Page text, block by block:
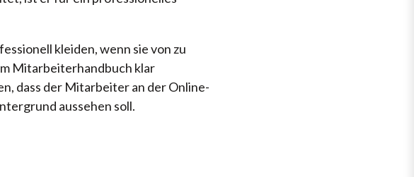
kleiden, wenn sie von zu
Mitarbeiterhandbuch klar
dass der Mitarbeiter an der Online-
aussehen soll.